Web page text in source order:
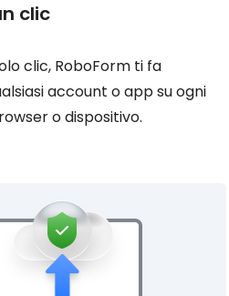
clic
clic, RoboForm ti fa
account o app su ogni
o dispositivo.